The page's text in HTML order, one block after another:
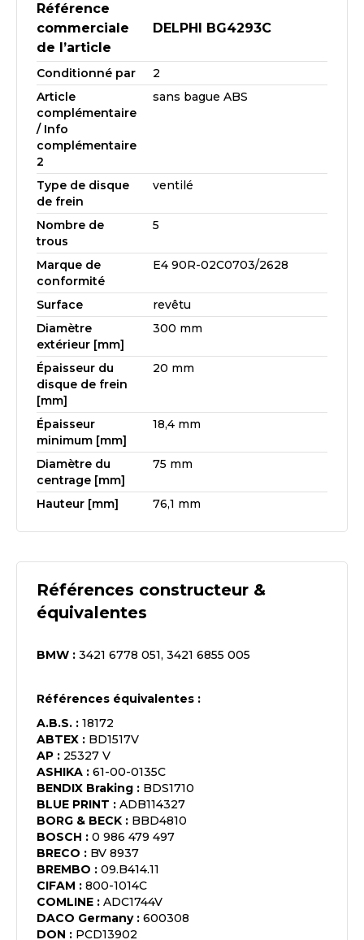
Référence
commerciale
de l’article
DELPHI BG4293C
Conditionné par
2
Article
complémentaire
/ Info
complémentaire
2
sans bague ABS
Type de disque
de frein
ventilé
Nombre de
trous
5
Marque de
conformité
E4 90R-02C0703/2628
Surface
revêtu
Diamètre
extérieur [mm]
300 mm
Épaisseur du
disque de frein
[mm]
20 mm
Épaisseur
minimum [mm]
18,4 mm
Diamètre du
centrage [mm]
75 mm
Hauteur [mm] 76,1 mm
Références constructeur &
équivalentes
BMW : 3421 6778 051, 3421 6855 005
Références équivalentes :
A.B.S. : 18172
ABTEX : BD1517V
AP : 25327 V
ASHIKA : 61-00-0135C
BENDIX Braking : BDS1710
BLUE PRINT : ADB114327
BORG & BECK : BBD4810
BOSCH : 0 986 479 497
BRECO : BV 8937
BREMBO : 09.B414.11
CIFAM : 800-1014C
COMLINE : ADC1744V
DACO Germany: 600308
DON : PCD13902